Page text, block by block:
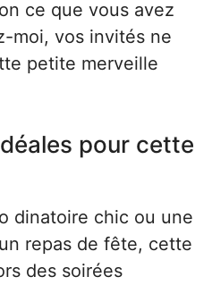
ce que vous avez
moi, vos invités ne
petite merveille
pour cette
dinatoire chic ou une
repas de fête, cette
des soirées